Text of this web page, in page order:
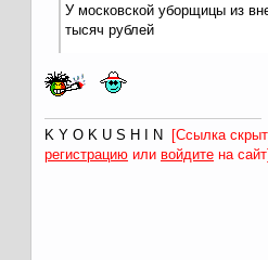
У московской уборщицы из
тысяч рублей
K Y O K U S H I N
[Ссылка
регистрацию или войдите на